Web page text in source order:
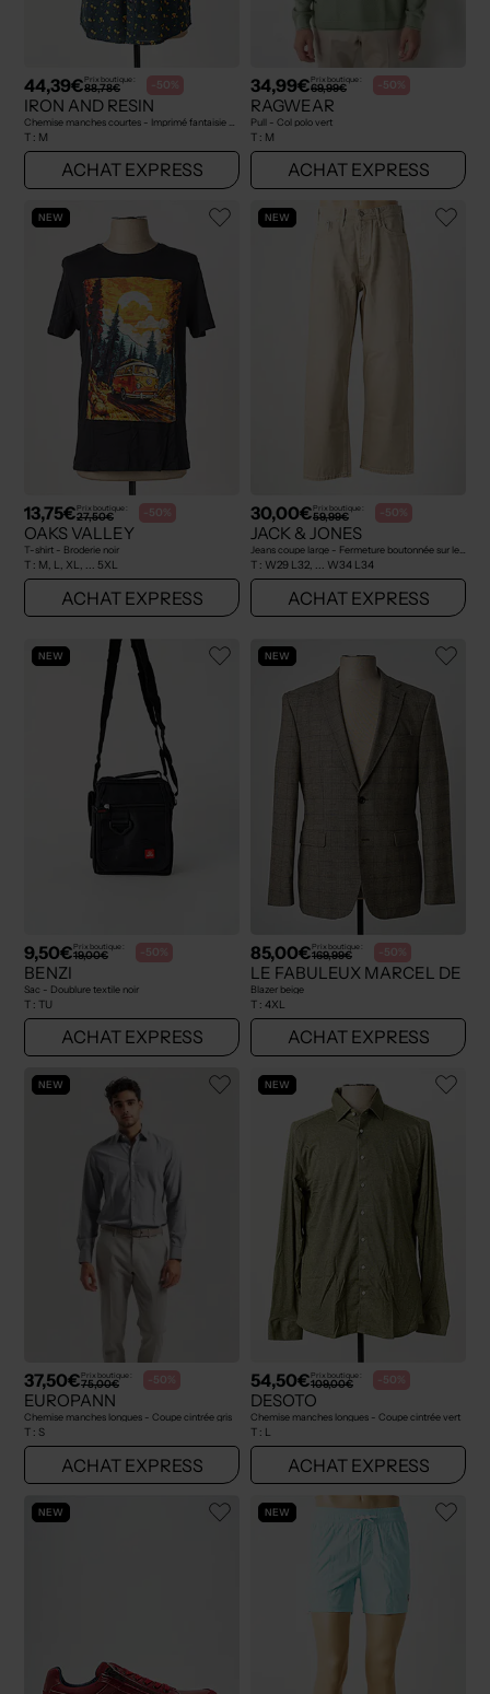
44,39€Prix boutique :
88,78€ -50%
IRON AND RESIN
T : M
ACHAT EXPRESS
34,99€Prix boutique :
69,99€ -50%
RAGWEAR
Pull - Col polo vert
T : M
ACHAT EXPRESS
NEW
13,75€Prix boutique :
27,50€ -50%
OAKS VALLEY
T-shirt - Broderie noir
T : M, L, XL, ... 5XL
ACHAT EXPRESS
NEW
30,00€Prix boutique :
59,99€ -50%
JACK & JONES
Jeans coupe large - Fermeture boutonnée sur le devant beige
T : W29 L32, ... W34 L34
ACHAT EXPRESS
NEW
9,50€Prix boutique :
19,00€ -50%
BENZI
Sac - Doublure textile noir
T : TU
ACHAT EXPRESS
NEW
85,00€Prix boutique :
169,99€ -50%
LE FABULEUX MARCEL DE
Blazer beige
T : 4XL
ACHAT EXPRESS
NEW
37,50€Prix boutique :
75,00€ -50%
EUROPANN
Chemise manches longues - Coupe cintrée gris
T : S
ACHAT EXPRESS
NEW
54,50€Prix boutique :
109,00€ -50%
DESOTO
Chemise manches longues - Coupe cintrée vert
T : L
ACHAT EXPRESS
NEW NEW